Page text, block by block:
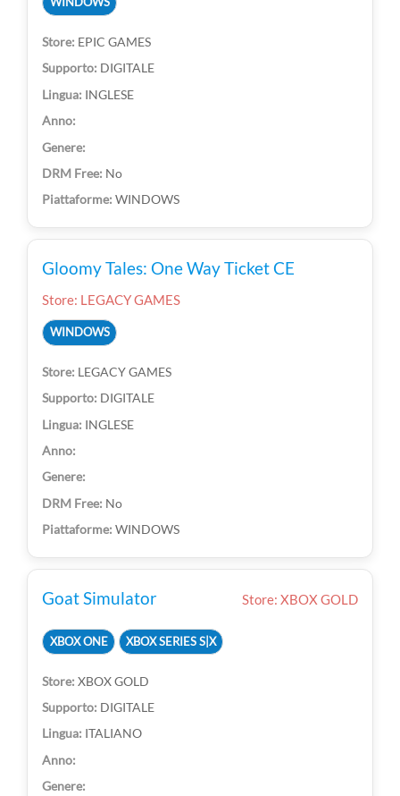
EPIC GAMES
DIGITALE
INGLESE
No
WINDOWS
Gloomy Tales: One Way Ticket CE
Store: LEGACY GAMES
WINDOWS
LEGACY GAMES
DIGITALE
INGLESE
No
WINDOWS
Goat Simulator Store: XBOX GOLD
XBOX ONE XBOX SERIES S|X
XBOX GOLD
DIGITALE
ITALIANO